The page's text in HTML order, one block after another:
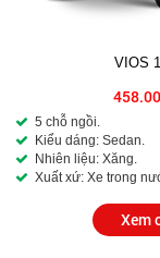
VIOS
5 chỗ ngồi.
Kiểu dáng: Sedan.
Nhiên liệu: Xăng.
Xuất xứ: Xe trong
Xem